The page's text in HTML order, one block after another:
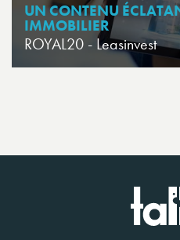
UN CONTENU
IMMOBILIER
ROYAL20 - Leasinvest